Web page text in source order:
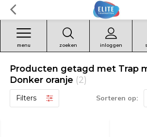
zoeken inloggen
menu
Producten getagd met Trap
Donker oranje (2)
Filters Sorteren op: